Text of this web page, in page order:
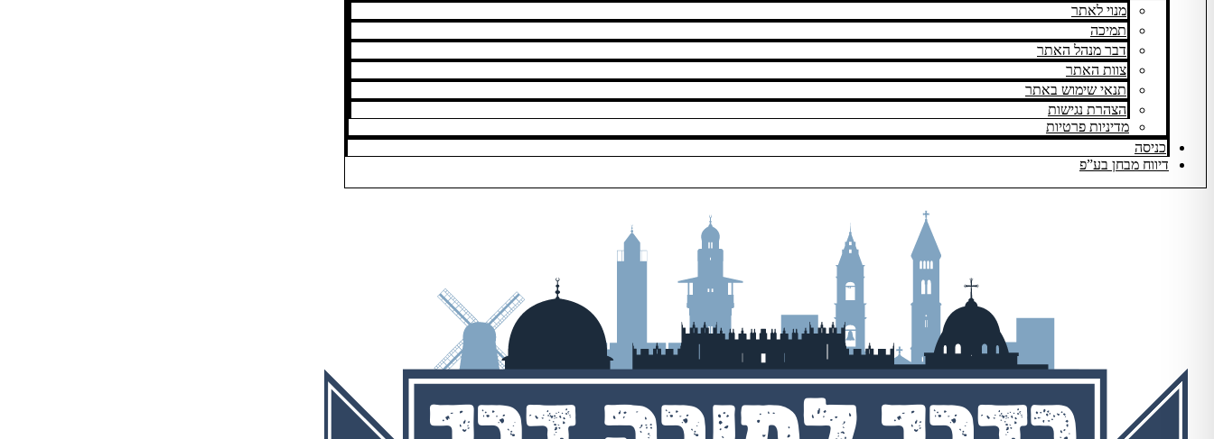
מנוי לאתר
תמיכה
דבר מנהל האתר
צוות האתר
תנאי שימוש באתר
הצהרת נגישות
מדיניות פרטיות
כניסה
דיווח מבחן בע”פ